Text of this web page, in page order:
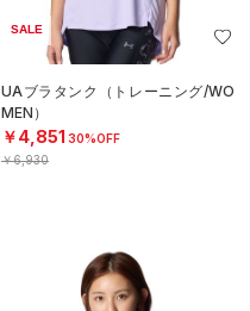
SALE
UAブラタンク（トレーニング/WO
MEN）
￥4,851 30%OFF
￥6,930